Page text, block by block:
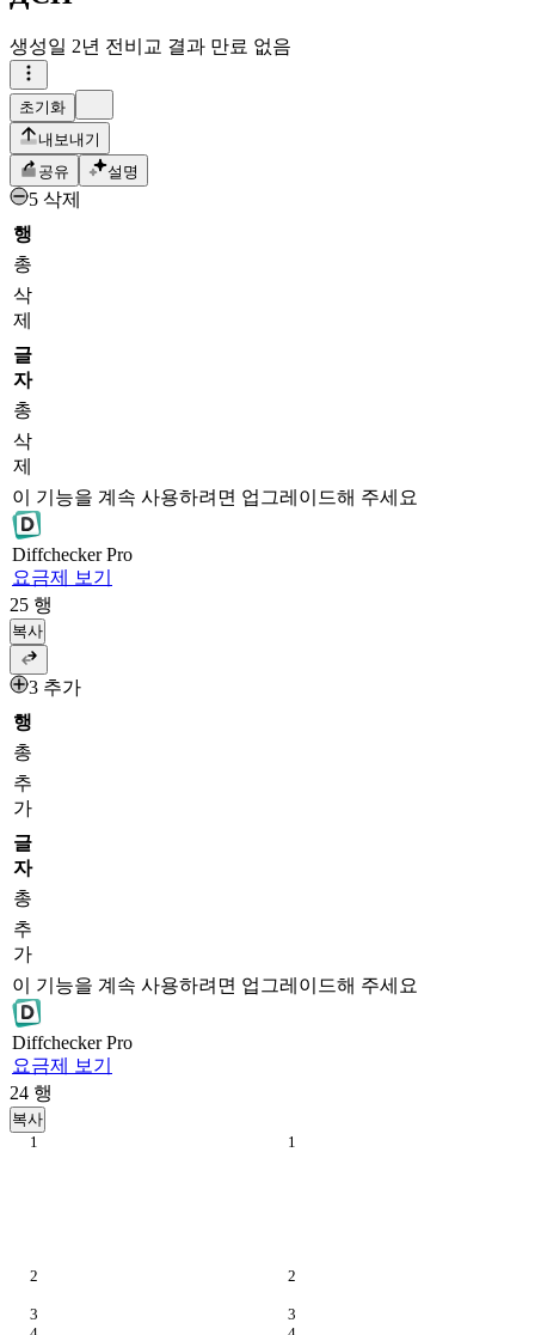
생성일 2년 전 비교 결과 만료 없음
초기화
내보내기
공유
설명
5 삭제
행
총
삭
제
글
자
총
삭
제
이 기능을 계속 사용하려면 업그레이드해 주세요
DiffcheckerPro
요금제 보기
25 행
복사
3 추가
행
총
추
가
글
자
총
추
가
이 기능을 계속 사용하려면 업그레이드해 주세요
DiffcheckerPro
요금제 보기
24 행
복사